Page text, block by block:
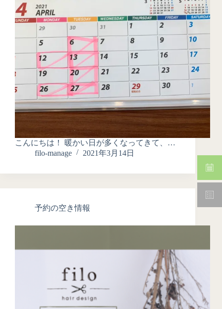
こんにちは！ 暖かい日が多くなってきて、…
filo-manage
2021年3月14日
予約の空き情報